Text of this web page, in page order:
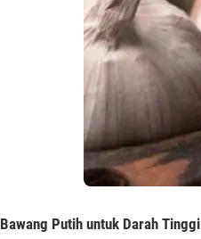
Bawang Putih untuk Darah Tinggi